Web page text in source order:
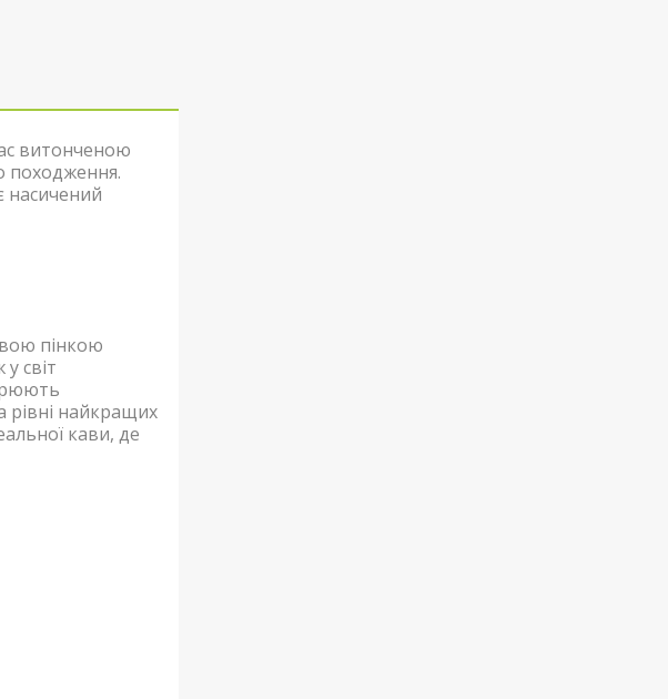
витонченою
походження.
насичений
пінкою
світ
рівні найкращих
кави, де